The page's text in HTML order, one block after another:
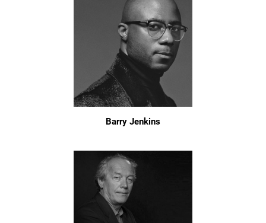
Barry Jenkins